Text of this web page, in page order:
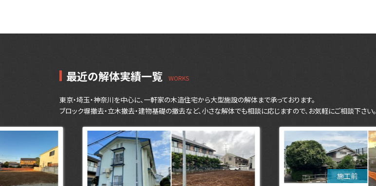
最近の解体実績一覧
東京・埼玉・神奈川を中心に、一軒家の木造住宅から大型施設の解体まで承っております。
ブロック塀撤去・立木撤去・建物基礎の撤去など、小さな解体でも相談に応じますので、お気軽にご相談下さい。